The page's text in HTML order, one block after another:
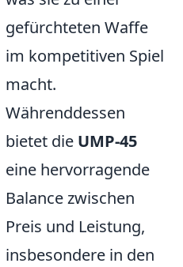
gefürchteten Waffe
im kompetitiven Spiel
macht.
Währenddessen
bietet die UMP-45
eine hervorragende
Balance zwischen
Preis und Leistung,
insbesondere in den